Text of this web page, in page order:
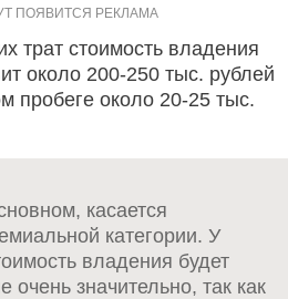
трат стоимость владения
около 200-250 тыс. рублей
пробеге около 20-25 тыс.
касается
категории. У
владения будет
очень значительно, так как